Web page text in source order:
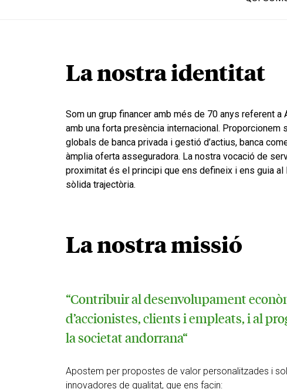
La nostra identitat
Som un grup financer amb més de 70 anys referent a
amb una forta presència internacional. Proporcionem
globals de banca privada i gestió d’actius, banca
àmplia oferta asseguradora. La nostra vocació de
proximitat és el principi que ens defineix i ens guia al
sòlida trajectòria.
La nostra missió
“Contribuir al desenvolupament
d’accionistes, clients i empleats, i al
la societat andorrana“
Apostem per propostes de valor personalitzades i
innovadores de qualitat, que ens facin: